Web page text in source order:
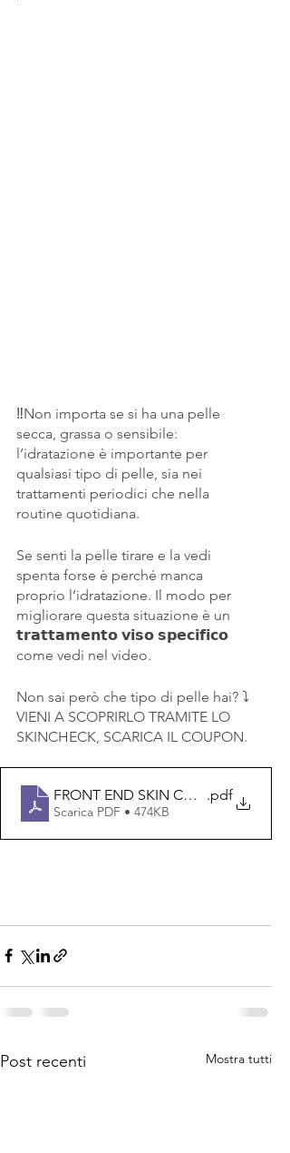
‼️Non importa se si ha una pelle
secca, grassa o sensibile:
l’idratazione è importante per
qualsiasi tipo di pelle, sia nei
trattamenti periodici che nella
routine quotidiana.
Se senti la pelle tirare e la vedi
spenta forse è perché manca
proprio l’idratazione. Il modo per
migliorare questa situazione è un
𝘁𝗿𝗮𝘁𝘁𝗮𝗺𝗲𝗻𝘁𝗼 𝘃𝗶𝘀𝗼 𝘀𝗽𝗲𝗰𝗶𝗳𝗶𝗰𝗼
come vedi nel video.
Non sai però che tipo di pelle hai? ⤵️
VIENI A SCOPRIRLO TRAMITE LO
SKINCHECK, SCARICA IL COUPON.
FRONT END SKIN CHECK.pdf
Scarica PDF • 474KB
Post recenti Mostra tutti